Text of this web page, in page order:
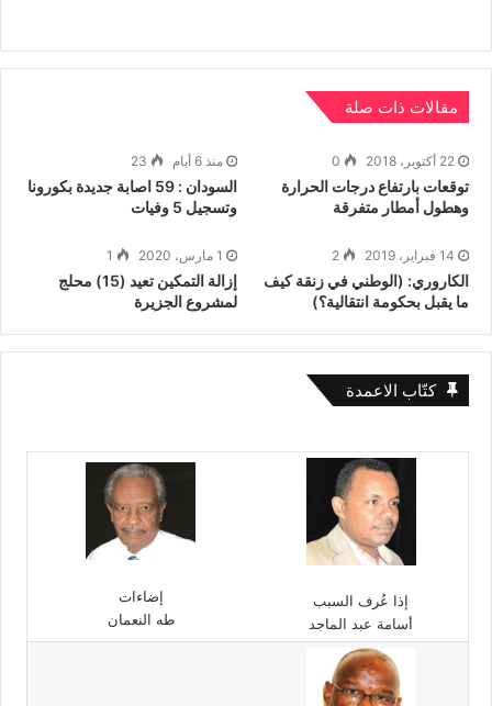
b
o
o
k
dI
n
A
p
a
m
مقالات ذات صلة
22 أكتوبر، 2018 0
توقعات بارتفاع درجات الحرارة
وهطول أمطار متفرقة
منذ 6 أيام 23
السودان : 59 اصابة جديدة بكورونا
وتسجيل 5 وفيات
14 فبراير، 2019 2
الكاروري: (الوطني في زنقة كيف
ما يقبل بحكومة انتقالية؟)
1 مارس، 2020 1
إزالة التمكين تعيد (15) محلج
لمشروع الجزيرة
كتّاب الاعمدة
إذا عُرف السبب
أسامة عبد الماجد
إضاءات
طه النعمان